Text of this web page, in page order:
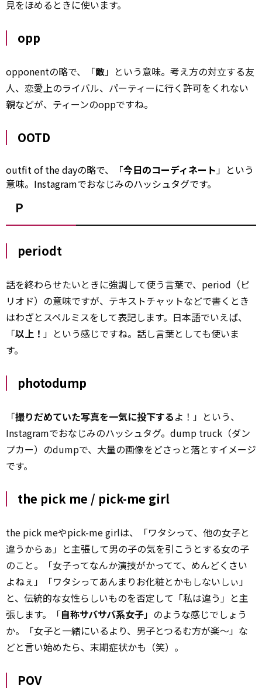
見をほめるときに使います。
opp
opponentの略で、「敵」という意味。考え方の対立する友
人、恋愛上のライバル、パーティーに行く許可をくれない
親などが、ティーンのoppですね。
OOTD
outfit of the dayの略で、「今日のコーディネート 」という
意味。Instagramでおなじみのハッシュタグです。
P
periodt
話を終わらせたいときに強調して使う言葉で、period（ピ
リオド）の意味ですが、テキストチャットなどで書くとき
はわざとスペルミスをして表記します。日本語でいえば、
「以上！ 」という感じですね。話し言葉としても使いま
す。
photodump
「撮りだめていた写真を一気に投下するよ！」という、
Instagramでおなじみのハッシュタグ。dump truck（ダン
プカー）のdumpで、大量の画像をどさっと落とすイメージ
です。
the pick me / pick-me girl
the pick meやpick-me girlは、「ワタシって、他の女子と
違うからぁ」と主張して男の子の気を引こうとする女の子
のこと。「女子ってなんか演技がかってて、めんどくさい
よねぇ」「ワタシってあんまりお化粧とかもしないしぃ」
と、伝統的な女性らしいものを否定して「私は違う」と主
張します。「自称サバサバ系女子」のような感じでしょう
か。「女子と一緒にいるより、男子とつるむ方が楽～」な
どと言い始めたら、末期症状かも（笑）。
POV